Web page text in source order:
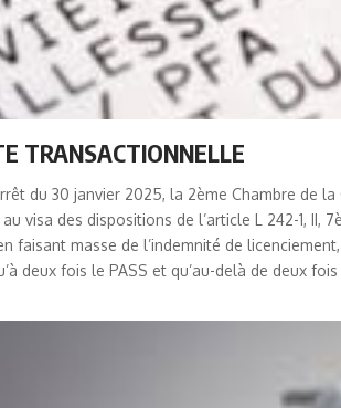
TRANSACTIONNELLE
arrêt du 30 janvier 2025, la 2ème Chambre
visa des dispositions de l’article L 242-1,
masse de l’indemnité de
deux fois le PASS et qu’au-delà de deux fois